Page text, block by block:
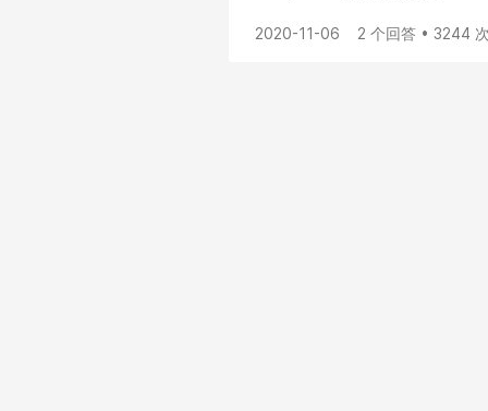
2020-11-06 2 个回答 • 3244